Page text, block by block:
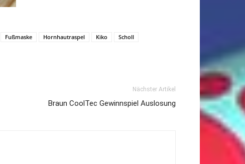
Fußmaske Hornhautraspel Kiko
Scholl
Nächster Artikel
Braun CoolTec Gewinnspiel Auslosung